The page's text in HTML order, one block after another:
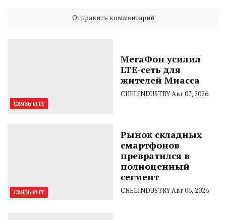
СВЯЗЬ И IT
МегаФон усилил
LTE-сеть для
жителей Миасса
CHELINDUSTRYАвг 07, 2026
СВЯЗЬ И IT
Рынок складных
смартфонов
превратился в
полноценный
сегмент
CHELINDUSTRYАвг 06, 2026